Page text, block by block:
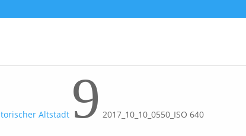
Altstadt 9 2017_10_10_0550_ISO 640